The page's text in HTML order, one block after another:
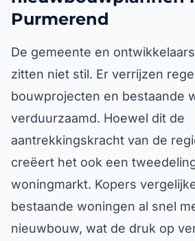
Purmerend
De gemeente en
zitten niet stil. Er verrijzen
bouwprojecten en bestaande
verduurzaamd. Hoewel dit de
aantrekkingskracht van de
creëert het ook een
woningmarkt. Kopers
bestaande woningen al snel
nieuwbouw, wat de druk op